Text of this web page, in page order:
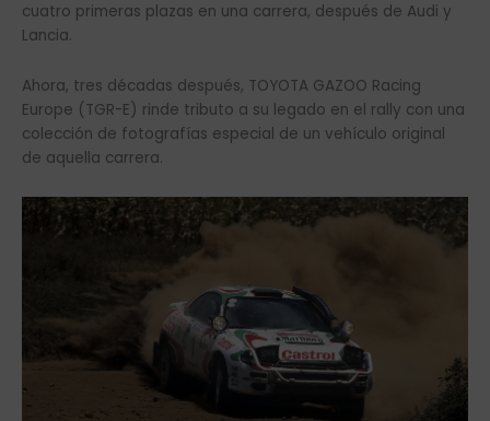
cuatro primeras plazas en una carrera, después de Audi y
Lancia.
Ahora, tres décadas después, TOYOTA GAZOO Racing
Europe (TGR-E) rinde tributo a su legado en el rally con una
colección de fotografías especial de un vehículo original
de aquella carrera.